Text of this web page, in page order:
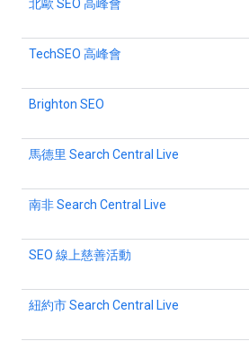
北歐 SEO 高峰會
TechSEO 高峰會
Brighton SEO
馬德里 Search Central Live
南非 Search Central Live
SEO 線上慈善活動
紐約市 Search Central Live